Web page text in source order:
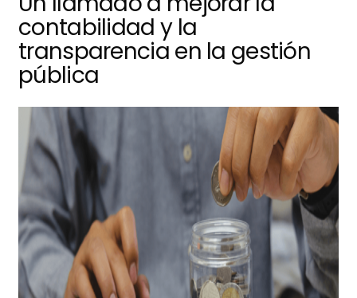
contabilidad y la
transparencia en la gestión
pública